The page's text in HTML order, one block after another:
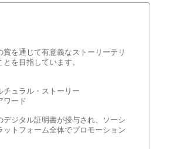
賞を通じて有意義なストーリーテリ
を目指しています。
チュラル・ストーリー
ワード
デジタル証明書が授与され、ソーシ
ットフォーム全体でプロモーション